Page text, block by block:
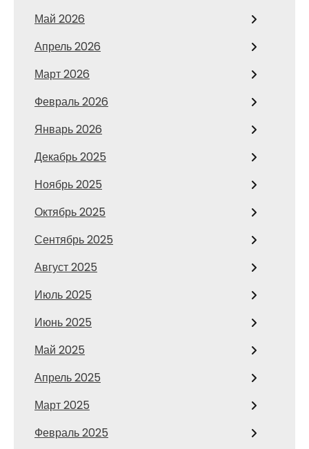
Май 2026
Апрель 2026
Март 2026
Февраль 2026
Январь 2026
Декабрь 2025
Ноябрь 2025
Октябрь 2025
Сентябрь 2025
Август 2025
Июль 2025
Июнь 2025
Май 2025
Апрель 2025
Март 2025
Февраль 2025